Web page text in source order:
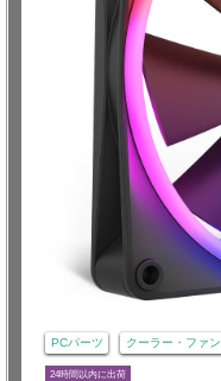
PCパーツ クーラー・ファン
24時間以内に出荷